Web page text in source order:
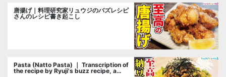
唐揚げ｜料理研究家リュウジのバズレシピ
さんのレシピ書き起こし
Pasta (Natto Pasta) ｜ Transcription of
the recipe by Ryuji's buzz recipe, a